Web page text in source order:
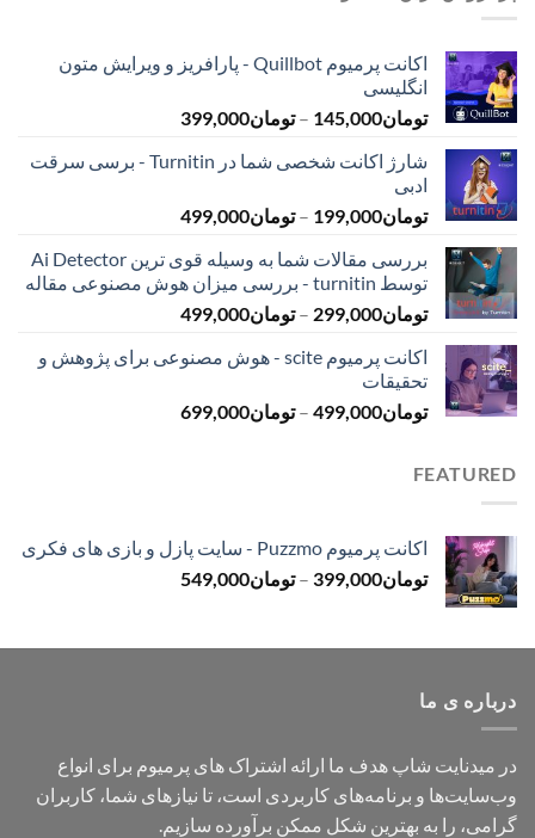
اکانت پرمیوم Quillbot - پارافریز و ویرایش متون
انگلیسی
تومان145,000
– تومان399,000
تومان145,000
تومان399,000
شارژ اکانت شخصی شما در Turnitin - برسی سرقت
ادبی
تومان199,000
– تومان499,000محدوده
تومان199,000
تا
تومان499,000
بررسی مقالات شما به وسیله قوی ترین Ai Detector
توسط turnitin - بررسی میزان هوش مصنوعی مقاله
تومان299,000
– تومان499,000محدوده
تومان299,000
تومان499,000
اکانت پرمیوم scite - هوش مصنوعی برای پژوهش و
تحقیقات
تومان499,000
– تومان699,000محدوده
FEATURED
اکانت پرمیوم Puzzmo - سایت پازل و بازی های فکری
تومان399,000
– تومان549,000
تا
درباره ی ما
در میدنایت شاپ هدف ما ارائه اشتراک های پرمیوم برای انواع
وب‌سایت‌ها و برنامه‌های کاربردی است، تا نیازهای شما، کاربران
گرامی، را به بهترین شکل ممکن برآورده سازیم.